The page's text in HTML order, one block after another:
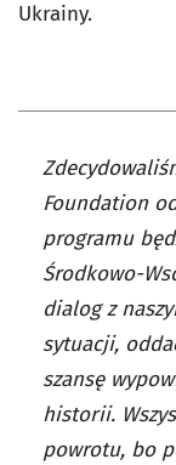
Ukrainy.
Foundation
programu
Środkowo-
dialog z
sytuacji,
szansę
historii.
powrotu, bo